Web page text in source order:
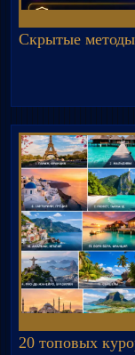
Скрытые
20 топовых